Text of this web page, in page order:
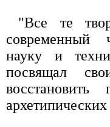
"Все те
современный
науку и
посвящал
архетипических